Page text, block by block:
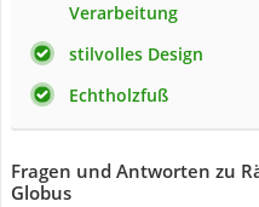
Verarbeitung
stilvolles Design
Echtholzfuß
Fragen und Antworten zu
Globus